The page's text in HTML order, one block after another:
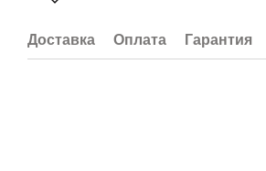
Доставка Оплата Гарантия